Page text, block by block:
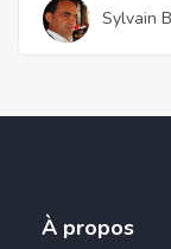
Sylvain
À propos